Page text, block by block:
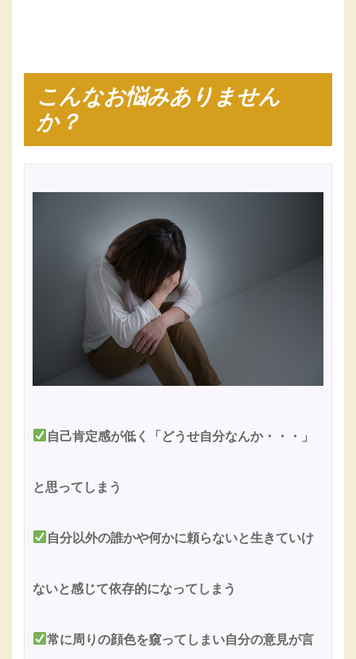
こんなお悩みありません
か？
自己肯定感が低く「どうせ自分なんか・・・」
と思ってしまう
自分以外の誰かや何かに頼らないと生きていけ
ないと感じて依存的になってしまう
常に周りの顔色を窺ってしまい自分の意見が言